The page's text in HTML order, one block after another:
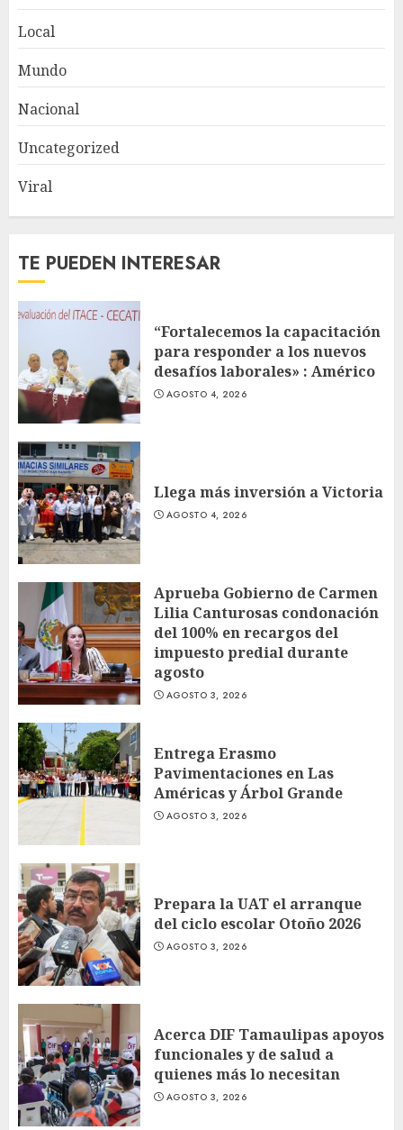
Local
Mundo
Nacional
Uncategorized
Viral
TE PUEDEN INTERESAR
“Fortalecemos la capacitación
para responder a los nuevos
desafíos laborales» : Américo
AGOSTO 4, 2026
Llega más inversión a Victoria
AGOSTO 4, 2026
Aprueba Gobierno de Carmen
Lilia Canturosas condonación
del 100% en recargos del
impuesto predial durante
agosto
AGOSTO 3, 2026
Entrega Erasmo
Pavimentaciones en Las
Américas y Árbol Grande
AGOSTO 3, 2026
Prepara la UAT el arranque
del ciclo escolar Otoño 2026
AGOSTO 3, 2026
Acerca DIF Tamaulipas apoyos
funcionales y de salud a
quienes más lo necesitan
AGOSTO 3, 2026